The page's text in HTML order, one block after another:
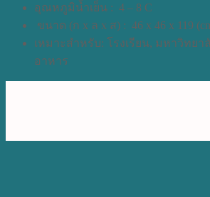
อุณหภูมิน้ำเย็น : 4 – 8 C
ขนาด (ก x ล x ส) : 46 x 46 x 119
เหมาะสำหรับ: โรงเรียน, มหาวิทยา
อาหาร